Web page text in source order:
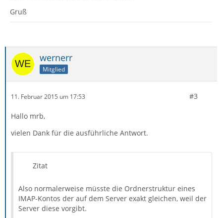
Gruß
wernerr
Mitglied
11. Februar 2015 um 17:53 #3
Hallo mrb,
vielen Dank für die ausführliche Antwort.
Zitat
Also normalerweise müsste die Ordnerstruktur eines
IMAP-Kontos der auf dem Server exakt gleichen, weil der
Server diese vorgibt.